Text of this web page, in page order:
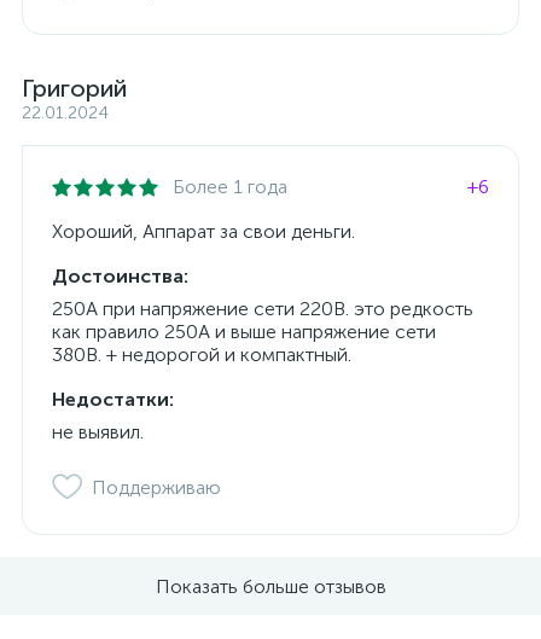
Григорий
22.01.2024
Более 1 года
+6
Хороший, Аппарат за свои деньги.
Достоинства:
250А при напряжение сети 220В. это редкость
как правило 250А и выше напряжение сети
380В. + недорогой и компактный.
Недостатки:
не выявил.
Поддерживаю
Показать больше отзывов